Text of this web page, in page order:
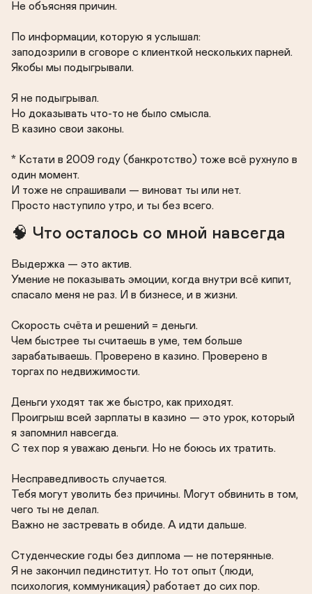
Не объясняя причин.
По информации, которую я услышал:
заподозрили в сговоре с клиенткой нескольких парней.
Якобы мы подыгрывали.
Я не подыгрывал.
Но доказывать что-то не было смысла.
В казино свои законы.
* Кстати в 2009 году (банкротство) тоже всё рухнуло в
один момент.
И тоже не спрашивали — виноват ты или нет.
Просто наступило утро, и ты без всего.
🧠 Что осталось со мной навсегда
Выдержка — это актив.
Умение не показывать эмоции, когда внутри всё кипит,
спасало меня не раз. И в бизнесе, и в жизни.
Скорость счёта и решений = деньги.
Чем быстрее ты считаешь в уме, тем больше
зарабатываешь. Проверено в казино. Проверено в
торгах по недвижимости.
Деньги уходят так же быстро, как приходят.
Проигрыш всей зарплаты в казино — это урок, который
я запомнил навсегда.
С тех пор я уважаю деньги. Но не боюсь их тратить.
Несправедливость случается.
Тебя могут уволить без причины. Могут обвинить в том,
чего ты не делал.
Важно не застревать в обиде. А идти дальше.
Студенческие годы без диплома — не потерянные.
Я не закончил пединститут. Но тот опыт (люди,
психология, коммуникация) работает до сих пор.